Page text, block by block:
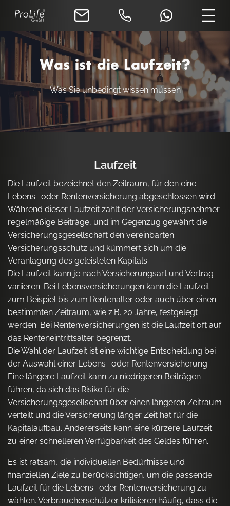
Was ist die Laufzeit?
Was Sie unbedingt wissen müssen
Laufzeit
Die Laufzeit bezeichnet den Zeitraum, für den eine
Lebens- oder Rentenversicherung abgeschlossen wird.
Während dieser Laufzeit zahlt der Versicherungsnehmer
regelmäßige Beiträge, und im Gegenzug gewährt die
Versicherungsgesellschaft den vereinbarten
Versicherungsschutz und kümmert sich um die
Veranlagung des geleisteten Kapitals.
Die Laufzeit kann je nach Versicherungsart und Vertrag
variieren. Bei Lebensversicherungen kann die Laufzeit
zum Beispiel bis zum Rentenalter oder auch über einen
bestimmten Zeitraum, wie z.B. 20 Jahre, festgelegt
werden. Bei Rentenversicherungen ist die Laufzeit oft auf
das Renteneintrittsalter begrenzt.
Die Wahl der Laufzeit ist eine wichtige Entscheidung bei
der Auswahl einer Lebens- oder Rentenversicherung.
Eine längere Laufzeit kann zu niedrigeren Beiträgen
führen, da sich das Risiko für die
Versicherungsgesellschaft über einen längeren Zeitraum
verteilt und die Versicherung länger Zeit hat für die
Kapitalaufbau. Andererseits kann eine kürzere Laufzeit
zu einer schnelleren Verfügbarkeit des Geldes führen.
Es ist ratsam, die individuellen Bedürfnisse und
finanziellen Ziele zu berücksichtigen, um die passende
Laufzeit für die Lebens- oder Rentenversicherung zu
wählen. Verbraucherschützer kritisieren häufig, dass die